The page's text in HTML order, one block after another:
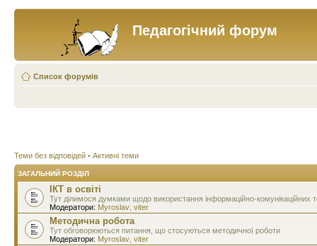
Педагогічний форум
Список форумів
Теми без відповідей • Активні теми
ЗАГАЛЬНИЙ РОЗДІЛ
ІКТ в освіті
Тут ділимося думками щодо використання інформаційно-комунікаційних
Модератори: Myroslav viter
Методична робота
Тут обговорюються питання, що стосуються методичної роботи
Модератори: Myroslav viter